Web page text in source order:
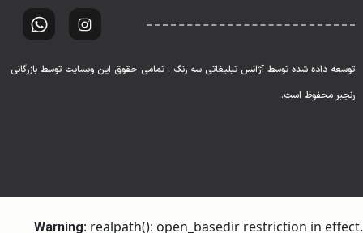
توسعه داده شده توسط آژانس تبلیغاتی سه رنگ : تمامی حقوق این وبسایت توسط بازرگانی
رنجبر محفوظ است.
Warning: realpath(): open_basedir restriction in effect.